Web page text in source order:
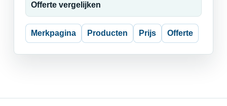
Offerte vergelijken
Merkpagina Producten Prijs Offerte